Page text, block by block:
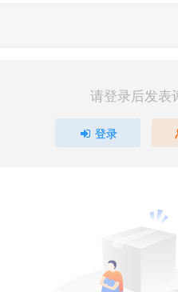
请登录后发表
登录